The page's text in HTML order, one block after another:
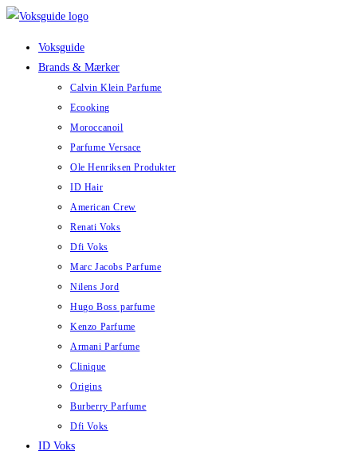
Skip
Voksguide
Brands & Mærker
Calvin Klein Parfume
Ecooking
Moroccanoil
Parfume Versace
Ole Henriksen Produkter
ID Hair
American Crew
Renati Voks
Dfi Voks
Marc Jacobs Parfume
Nilens Jord
Hugo Boss parfume
Kenzo Parfume
Armani Parfume
Clinique
Origins
Burberry Parfume
Dfi Voks
ID Voks